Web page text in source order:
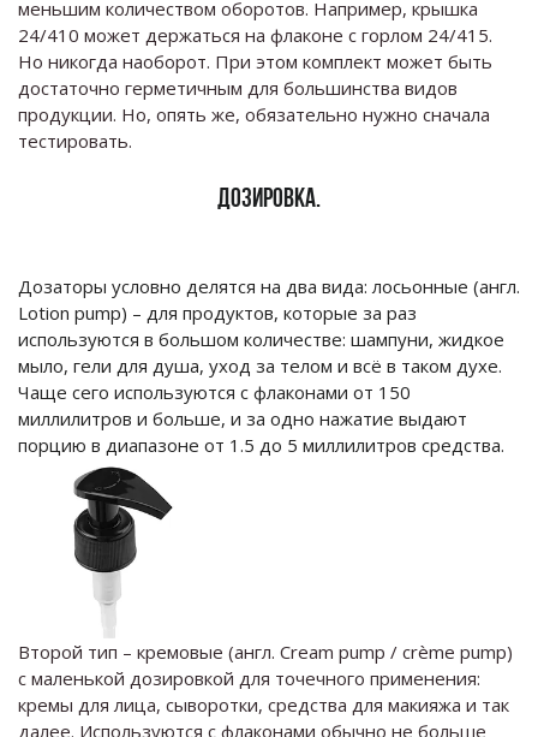
меньшим количеством оборотов. Например, крышка
24/410 может держаться на флаконе с горлом 24/415.
Но никогда наоборот. При этом комплект может быть
достаточно герметичным для большинства видов
продукции. Но, опять же, обязательно нужно сначала
тестировать.
ДОЗИРОВКА.
Дозаторы условно делятся на два вида: лосьонные (англ.
Lotion pump) – для продуктов, которые за раз
используются в большом количестве: шампуни, жидкое
мыло, гели для душа, уход за телом и всё в таком духе.
Чаще сего используются с флаконами от 150
миллилитров и больше, и за одно нажатие выдают
порцию в диапазоне от 1.5 до 5 миллилитров средства.
Второй тип – кремовые (англ. Cream pump / crème pump)
с маленькой дозировкой для точечного применения:
кремы для лица, сыворотки, средства для макияжа и так
далее. Используются с флаконами обычно не больше